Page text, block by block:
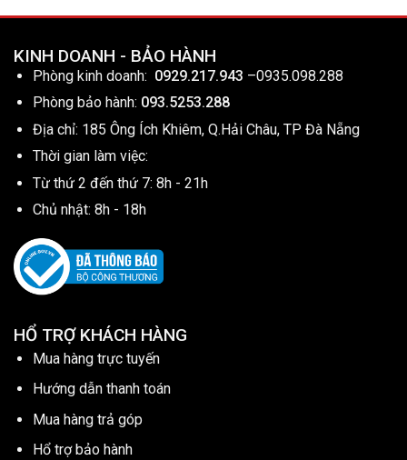
KINH DOANH - BẢO HÀNH
Phòng kinh doanh: 0929.217.943 –0935.098.288
Phòng bảo hành: 093.5253.288
Địa chỉ: 185 Ông Ích Khiêm, Q.Hải Châu, TP Đà Nẵng
Thời gian làm việc:
Từ thứ 2 đến thứ 7: 8h - 21h
Chủ nhật: 8h - 18h
HỔ TRỢ KHÁCH HÀNG
Mua hàng trực tuyến
Hướng dẫn thanh toán
Mua hàng trả góp
Hổ trợ bảo hành